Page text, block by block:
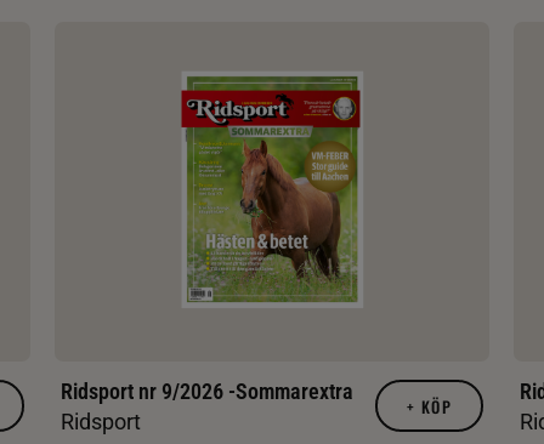
Ridsport nr 9/2026 -Sommarextra
Ridsport
+ KÖP